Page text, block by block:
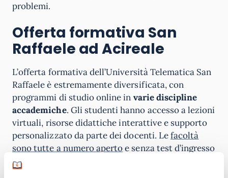
problemi.
Offerta formativa San
Raffaele ad Acireale
L’offerta formativa dell’Università Telematica San
Raffaele è estremamente diversificata, con
programmi di studio online in varie discipline
accademiche. Gli studenti hanno accesso a lezioni
virtuali, risorse didattiche interattive e supporto
personalizzato da parte dei docenti. Lefacoltà
sono tutte a numero apertoe senza test d’ingresso
ostativi: al massimo possono prevedere una